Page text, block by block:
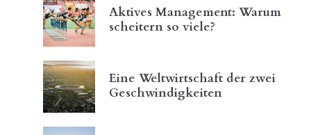
Aktives Management: Warum
scheitern so viele?
Eine Weltwirtschaft der zwei
Geschwindigkeiten